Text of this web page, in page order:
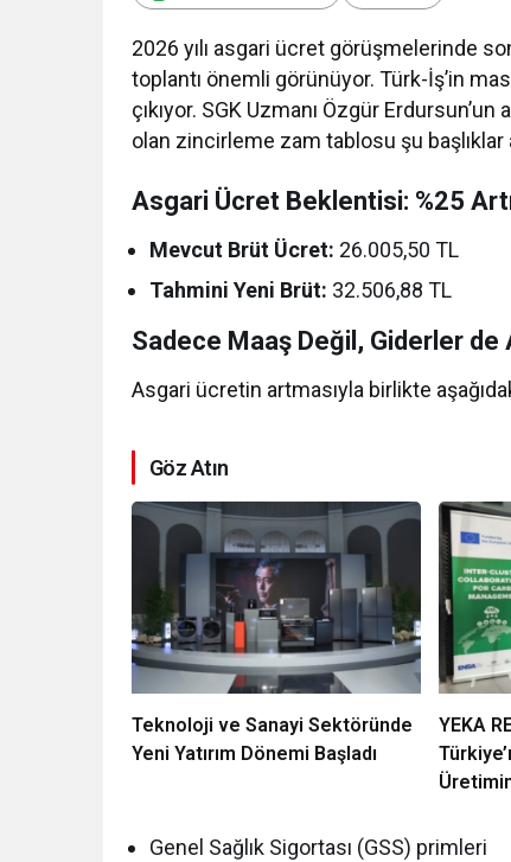
2026 yılı asgari ücret görüşmelerinde
toplantı önemli görünüyor. Türk-İş’in
çıkıyor. SGK Uzmanı Özgür
olan zincirleme zam tablosu şu başlıklar
Asgari Ücret Beklentisi: %25
Mevcut Brüt Ücret: 26.005,50 TL
Tahmini Yeni Brüt: 32.506,88 TL
Sadece Maaş Değil, Giderler de
Asgari ücretin artmasıyla birlikte
Göz Atın
Teknoloji ve Sanayi Sektöründe
Yeni Yatırım Dönemi Başladı
YEKA
Genel Sağlık Sigortası (GSS) primleri